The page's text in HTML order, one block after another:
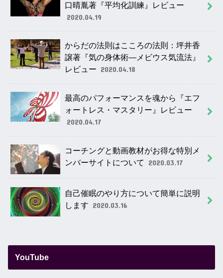
口晴胤著『平均化訓練』レビュー
2020.04.19
からだの法則はこころの法則：坪井香
譲著『気の身体術―メビウス気流法』
レビュー 2020.04.18
最高のパフォーマンスを魂から『エフ
ォートレス・マスタリー』レビュー
2020.04.17
コーチングと動画教材がお得な特別メ
ンバーサイトについて
2020.03.17
自己催眠のやり方について簡単に説明
します 2020.03.16
YouTube